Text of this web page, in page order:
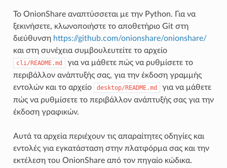
Το OnionShare αναπτύσσεται με την Python. Για να
ξεκινήσετε, κλωνοποιήστε το αποθετήριο Git στη
διεύθυνση https://github.com/onionshare/onionshare/
και στη συνέχεια συμβουλευτείτε το αρχείο
cli/README.md
για να μάθετε πώς να ρυθμίσετε το
περιβάλλον ανάπτυξής σας, για την έκδοση γραμμής
εντολών και το αρχείο
desktop/README.md
για να μάθετε
πώς να ρυθμίσετε το περιβάλλον ανάπτυξής σας για την
έκδοση γραφικών.
Αυτά τα αρχεία περιέχουν τις απαραίτητες οδηγίες και
εντολές για εγκατάσταση στην πλατφόρμα σας και την
εκτέλεση του OnionShare από τον πηγαίο κώδικα.